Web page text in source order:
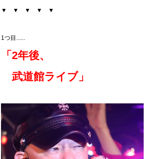
▼ ▼ ▼ ▼ ▼
1つ目......
「2年後、
武道館ライブ」